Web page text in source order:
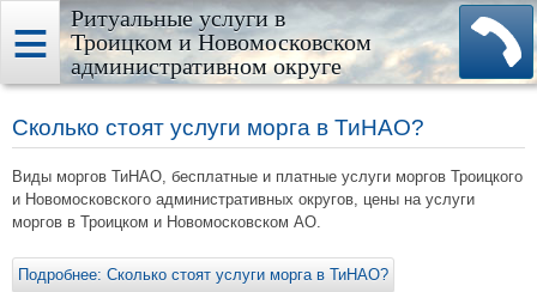
Ритуальные услуги в
Троицком и Новомосковском
административном округе
Сколько стоят услуги морга в ТиНАО?
Виды моргов ТиНАО, бесплатные и платные услуги моргов Троицкого
и Новомосковского административных округов, цены на услуги
моргов в Троицком и Новомосковском АО.
Подробнее: Сколько стоят услуги морга в ТиНАО?